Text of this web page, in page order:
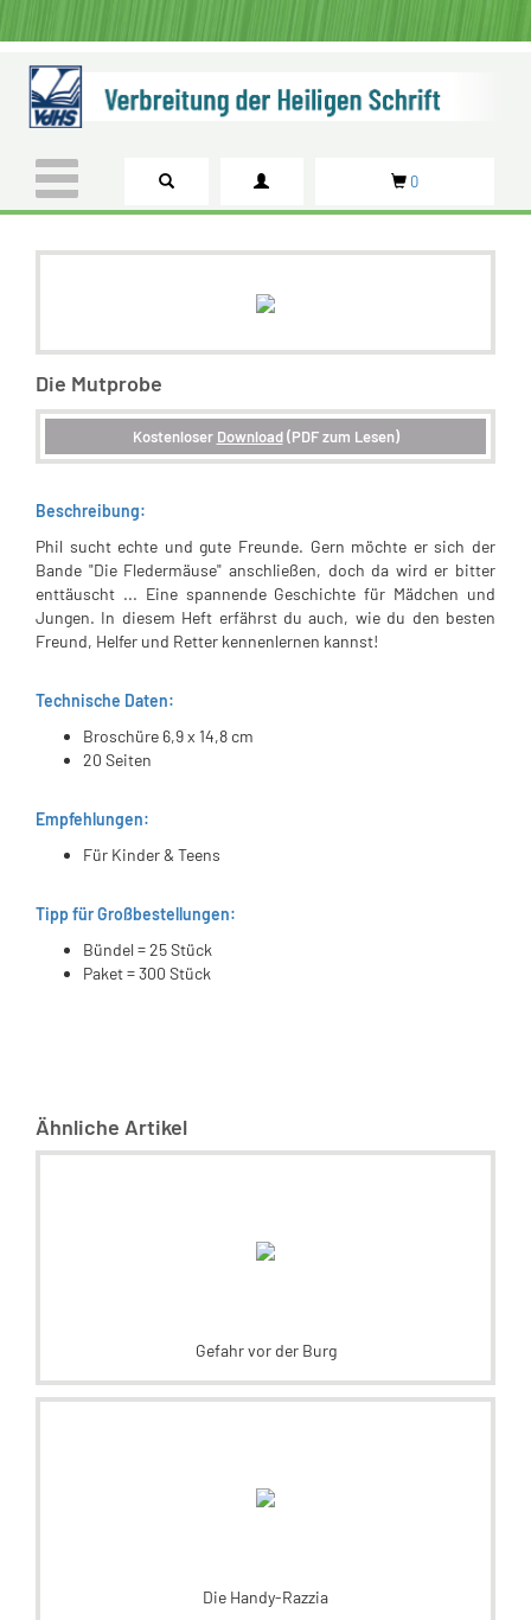
0
Die Mutprobe
Kostenloser Download(PDF zum Lesen)
Beschreibung:
Phil sucht echte und gute Freunde. Gern möchte er sich der
Bande "Die Fledermäuse" anschließen, doch da wird er bitter
enttäuscht ... Eine spannende Geschichte für Mädchen und
Jungen. In diesem Heft erfährst du auch, wie du den besten
Freund, Helfer und Retter kennenlernen kannst!
Technische Daten:
Broschüre 6,9 x 14,8 cm
20 Seiten
Empfehlungen:
Für Kinder & Teens
Tipp für Großbestellungen:
Bündel = 25 Stück
Paket = 300 Stück
Ähnliche Artikel
Gefahr vor der Burg
Die Handy-Razzia